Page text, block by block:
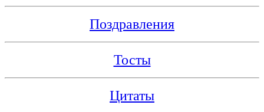
Поздравления
Тосты
Цитаты